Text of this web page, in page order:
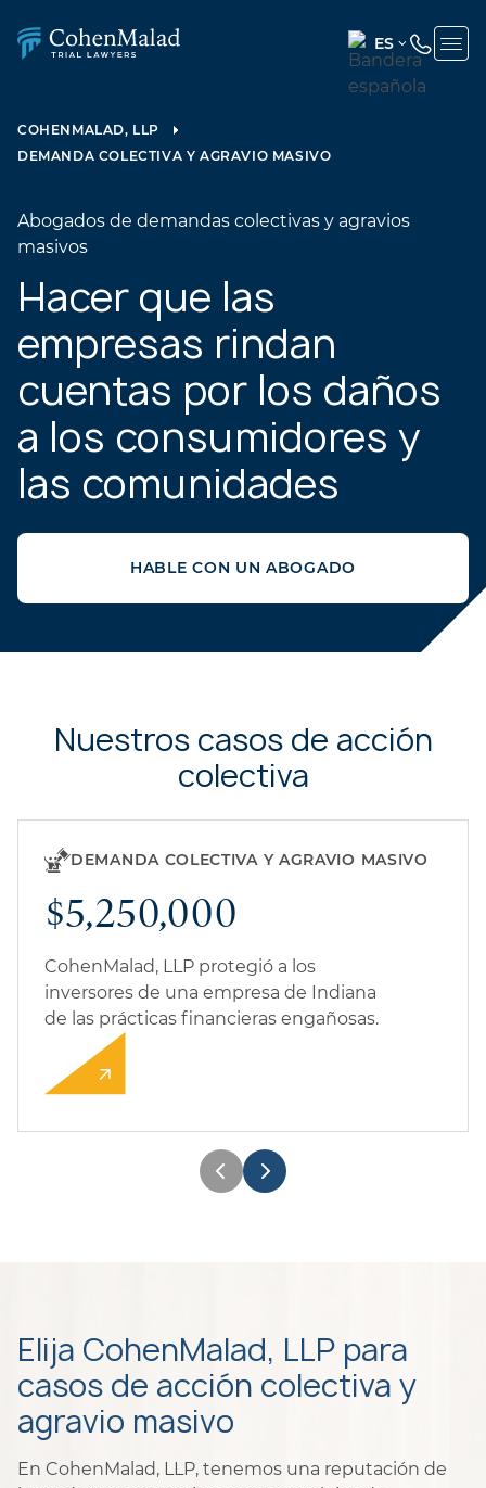
ES
ENGLISH
COHENMALAD, LLP
DEMANDA COLECTIVA Y AGRAVIO MASIVO
Abogados de demandas colectivas y agravios
masivos
Hacer que las
empresas rindan
cuentas por los daños
a los consumidores y
las comunidades
HABLE CON UN ABOGADO
Nuestros casos de acción
colectiva
DEMANDA COLECTIVA Y AGRAVIO MASIVO
$5,250,000
CohenMalad, LLP protegió a los
inversores de una empresa de Indiana
de las prácticas financieras engañosas.
Elija CohenMalad, LLP para
casos de acción colectiva y
agravio masivo
En CohenMalad, LLP, tenemos una reputación de